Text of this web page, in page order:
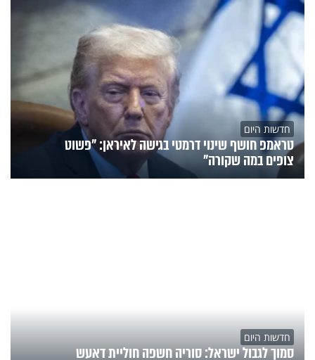
חדשות היום
טראמפ חושף שינוי דרמטי בגישה לאיראן: "פשוט
צופים במה שקורה"
חדשות היום
סמוך לגבול ישראל: סוריה חשפה חוליית דאעש